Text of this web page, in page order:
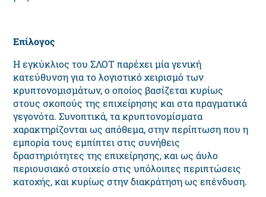
Επίλογος
Η εγκύκλιος του ΣΛΟΤ παρέχει μία γενική
κατεύθυνση για το λογιστικό χειρισμό των
κρυπτονομισμάτων, ο οποίος βασίζεται κυρίως
στους σκοπούς της επιχείρησης και στα πραγματικά
γεγονότα. Συνοπτικά, τα κρυπτονομίσματα
χαρακτηρίζονται ως απόθεμα, στην περίπτωση που η
εμπορία τους εμπίπτει στις συνήθεις
δραστηριότητες της επιχείρησης, και ως άυλο
περιουσιακό στοιχείο στις υπόλοιπες περιπτώσεις
κατοχής, και κυρίως στην διακράτηση ως επένδυση.